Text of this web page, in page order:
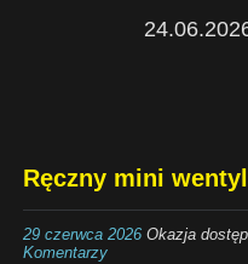
Ręczny mini
29 czerwca 2026Okazja
Komentarzy